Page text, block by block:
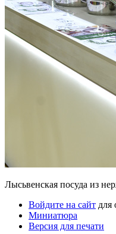
Лысьвенская посуда из
Войдите на сайт для
Миниатюра
Версия для печати